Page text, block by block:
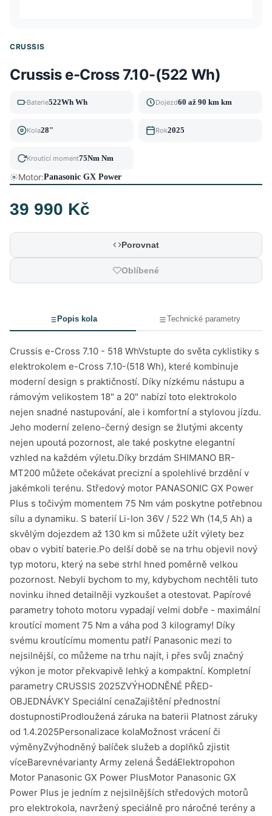
CRUSSIS
Crussis e-Cross 7.10-(522 Wh)
Baterie522Wh Wh Dojezd60 až 90 km km
Kola28" Rok2025
Kroutící moment75Nm Nm
Motor:Panasonic GX Power
39 990 Kč
Porovnat
Oblíbené
Popis kola Technické parametry
Crussis e-Cross 7.10 - 518 WhVstupte do světa cyklistiky s
elektrokolem e-Cross 7.10-(518 Wh), které kombinuje
moderní design s praktičností. Díky nízkému nástupu a
rámovým velikostem 18" a 20" nabízí toto elektrokolo
nejen snadné nastupování, ale i komfortní a stylovou jízdu.
Jeho moderní zeleno-černý design se žlutými akcenty
nejen upoutá pozornost, ale také poskytne elegantní
vzhled na každém výletu.Díky brzdám SHIMANO BR-
MT200 můžete očekávat precizní a spolehlivé brzdění v
jakémkoli terénu. Středový motor PANASONIC GX Power
Plus s točivým momentem 75 Nm vám poskytne potřebnou
sílu a dynamiku. S baterií Li-Ion 36V / 522 Wh (14,5 Ah) a
skvělým dojezdem až 130 km si můžete užít výlety bez
obav o vybití baterie.Po delší době se na trhu objevil nový
typ motoru, který na sebe strhl hned poměrně velkou
pozornost. Nebyli bychom to my, kdybychom nechtěli tuto
novinku ihned detailněji vyzkoušet a otestovat. Papírové
parametry tohoto motoru vypadají velmi dobře - maximální
kroutící moment 75 Nm a váha pod 3 kilogramy! Díky
svému kroutícímu momentu patří Panasonic mezi to
nejsilnější, co můžeme na trhu najít, i přes svůj značný
výkon je motor překvapivě lehký a kompaktní. Kompletní
parametry CRUSSIS 2025ZVÝHODNĚNÉ PŘED-
OBJEDNÁVKY Speciální cenaZajištění přednostní
dostupnostiProdloužená záruka na baterii Platnost záruky
od 1.4.2025Personalizace kolaMožnost vrácení či
výměnyZvýhodněný balíček služeb a doplňků zjistit
víceBarevnévarianty Army zelená ŠedáElektropohon
Motor Panasonic GX Power PlusMotor Panasonic GX
Power Plus je jedním z nejsilnějších středových motorů
pro elektrokola, navržený speciálně pro náročné terény a